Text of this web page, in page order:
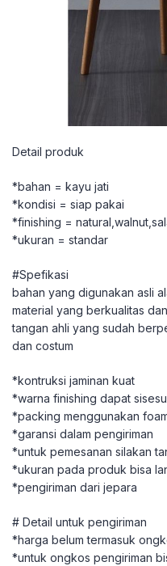
Detail produk
*bahan = kayu jati
*kondisi = siap pakai
*finishing =
*ukuran = standar
#Spefikasi
bahan yang digunakan asli
material yang berkualitas
tangan ahli yang sudah
dan costum
*kontruksi jaminan kuat
*warna finishing dapat
*packing menggunakan
*garansi dalam pengiriman
*untuk pemesanan silakan
*ukuran pada produk bisa
*pengiriman dari jepara
# Detail untuk pengiriman
*harga belum termasuk
*untuk ongkos pengiriman